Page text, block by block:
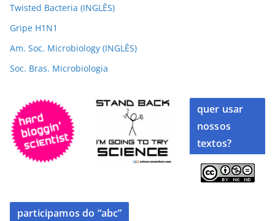
Twisted Bacteria (INGLÊS)
Gripe H1N1
Am. Soc. Microbiology (INGLÊS)
Soc. Bras. Microbiologia
quer usar
nossos
textos?
participamos do “abc”